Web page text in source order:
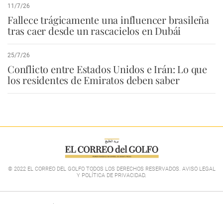
11/7/26
Fallece trágicamente una influencer brasileña
tras caer desde un rascacielos en Dubái
25/7/26
Conflicto entre Estados Unidos e Irán: Lo que
los residentes de Emiratos deben saber
© 2022 EL CORREO DEL GOLFO TODOS LOS DERECHOS RESERVADOS. AVISO LEGAL
Y POLÍTICA DE PRIVACIDAD.